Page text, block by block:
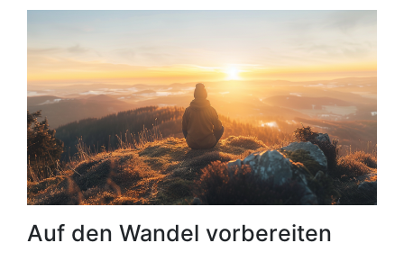
Auf den Wandel vorbereiten